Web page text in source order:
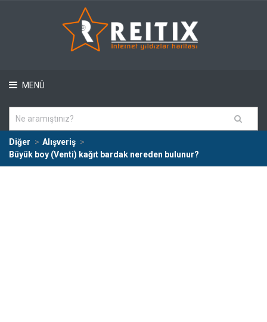
MENÜ
Diğer
Alışveriş
Büyük boy (Venti) kağıt bardak nereden bulunur?